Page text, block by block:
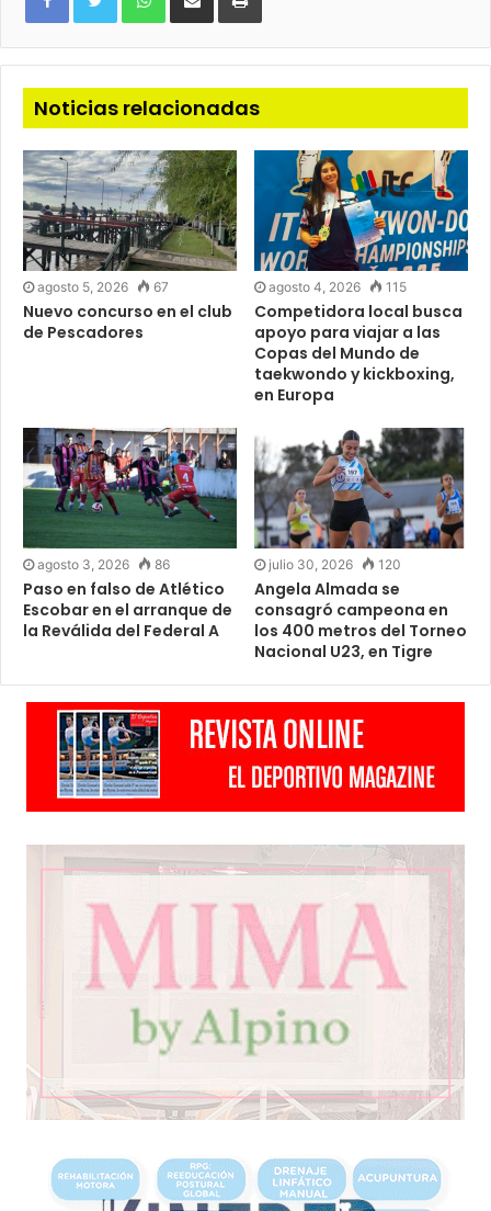
Noticias relacionadas
agosto 5, 2026 67
Nuevo concurso en el club
de Pescadores
agosto 4, 2026 115
Competidora local busca
apoyo para viajar a las
Copas del Mundo de
taekwondo y kickboxing,
en Europa
agosto 3, 2026 86
Paso en falso de Atlético
Escobar en el arranque de
la Reválida del Federal A
julio 30, 2026 120
Angela Almada se
consagró campeona en
los 400 metros del Torneo
Nacional U23, en Tigre